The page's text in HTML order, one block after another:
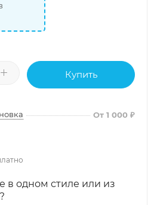
Купить
От 1 000 ₽
в одном стиле или из